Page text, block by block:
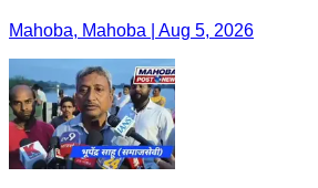
Mahoba, Mahoba | Aug 5, 2026